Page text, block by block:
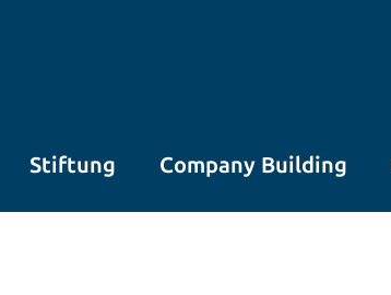
Stiftung Company Building